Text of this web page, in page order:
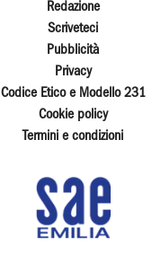
Redazione
Scriveteci
Pubblicità
Privacy
Codice Etico e Modello 231
Cookie policy
Termini e condizioni